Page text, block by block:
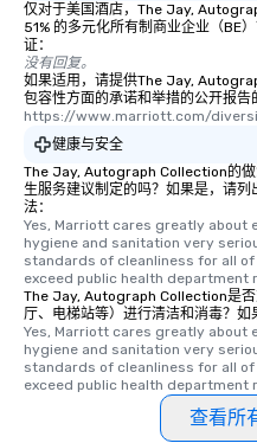
仅对于美国酒店，The Jay,
51% 的多元化所有制商业企业（BE
证：
没有回复。
如果适用，请提供The Jay,
包容性方面的承诺和举措的公开报告
https://www.marriott.com/
健康与安全
The Jay, Autograph Collection的做
生服务建议制定的吗？如果是，请
法：
Yes, Marriott cares greatly about
hygiene and sanitation very
standards of cleanliness for all
exceed public health department
The Jay, Autograph Collection是否
厅、电梯站等）进行清洁和消毒？如
Yes, Marriott cares greatly about
hygiene and sanitation very
standards of cleanliness for all
exceed public health department
查看所